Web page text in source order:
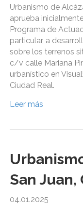
Urbanismo de
aprueba
Programa de
particular, a
sobre los terrenos
c/v calle Mariana
urbanístico en
Ciudad Real.
Leer más
San Juan,
04.01.2025